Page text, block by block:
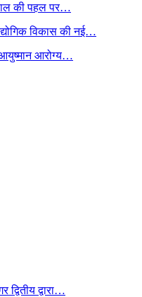
की पहल पर…
विकास की नई…
आयुष्मान आरोग्य…
द्वारा…